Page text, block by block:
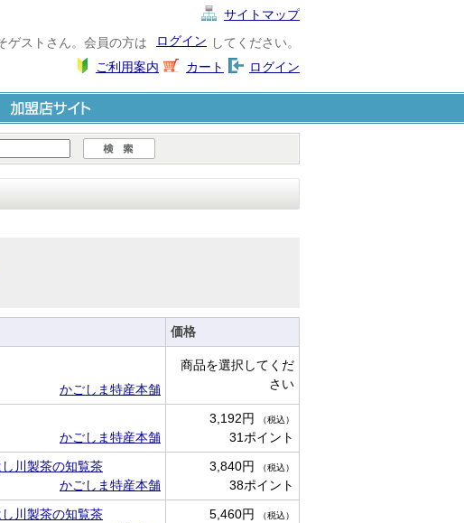
サイトマップ
してください。
ログイン
ゲストさん。会員の方は
ログイン
カート
ご利用案内
盟店サイト
価格
かごしま特産本舗
商品を選択してくだ
さい
かごしま特産本舗
3,192円 （税込）
31ポイント
川製茶の知覧茶
かごしま特産本舗
3,840円 （税込）
38ポイント
川製茶の知覧茶
5,460円 （税込）